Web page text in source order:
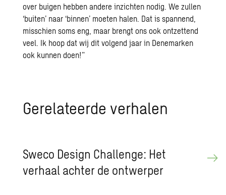
over buigen hebben andere inzichten nodig. We zullen
‘buiten’ naar ‘binnen’ moeten halen. Dat is spannend,
misschien soms eng, maar brengt ons ook ontzettend
veel. Ik hoop dat wij dit volgend jaar in Denemarken
ook kunnen doen!”
Gerelateerde verhalen
Sweco Design Challenge: Het
verhaal achter de ontwerper